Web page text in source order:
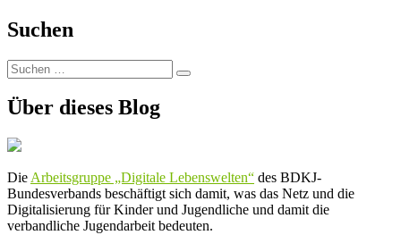
Suchen
Suchen
nach:
Suchen
Über dieses Blog
Die Arbeitsgruppe „Digitale Lebenswelten“ des BDKJ-
Bundesverbands beschäftigt sich damit, was das Netz und die
Digitalisierung für Kinder und Jugendliche und damit die
verbandliche Jugendarbeit bedeuten.